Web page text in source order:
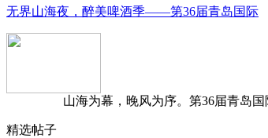
无界山海夜，醉美啤酒季——第36届青岛国际
山海为幕，晚风为序。第36届青岛国
精选帖子